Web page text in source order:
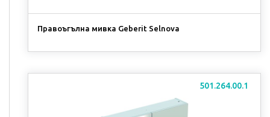
Правоъгълна мивка Geberit Selnova
501.264.00.1